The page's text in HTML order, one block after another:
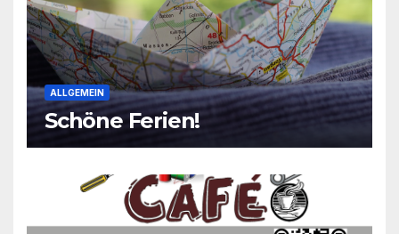
ALLGEMEIN
Schöne Ferien!